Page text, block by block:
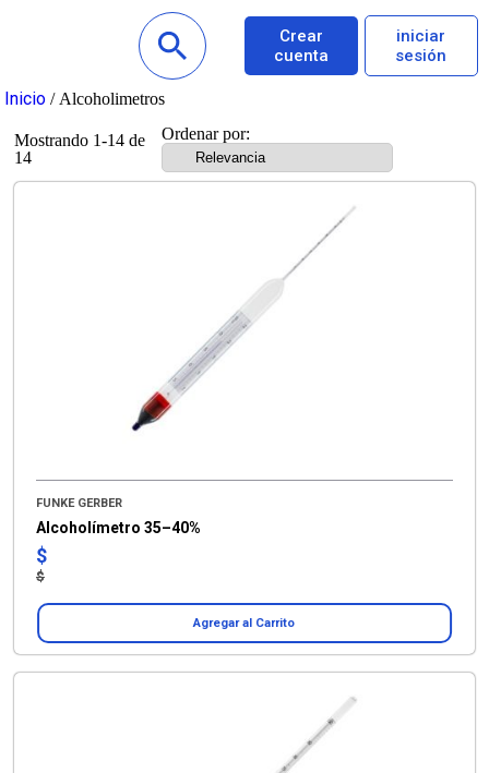
Crear
cuenta
iniciar
sesión
Inicio / Alcoholimetros
Mostrando 1-14 de
14
Ordenar por:
FUNKE GERBER
Alcoholímetro 35–40%
$
$
Agregar al Carrito